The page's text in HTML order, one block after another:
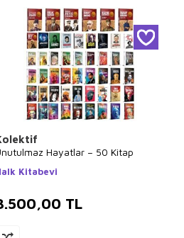
Hayatlar – 50 Kitap
Kitabevi
TL